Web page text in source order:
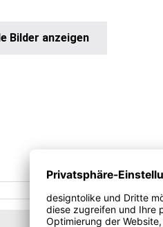
Bilder anzeigen